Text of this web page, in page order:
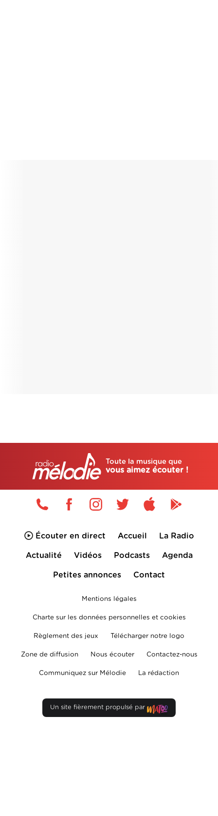
Toute la musique que
vous aimez écouter !
Écouter en direct Accueil La Radio
Actualité Vidéos Podcasts Agenda
Petites annonces Contact
Mentions légales
Charte sur les données personnelles et cookies
Règlement des jeux Télécharger notre logo
Zone de diffusion Nous écouter Contactez-nous
Communiquez sur Mélodie La rédaction
Un site fièrement propulsé par